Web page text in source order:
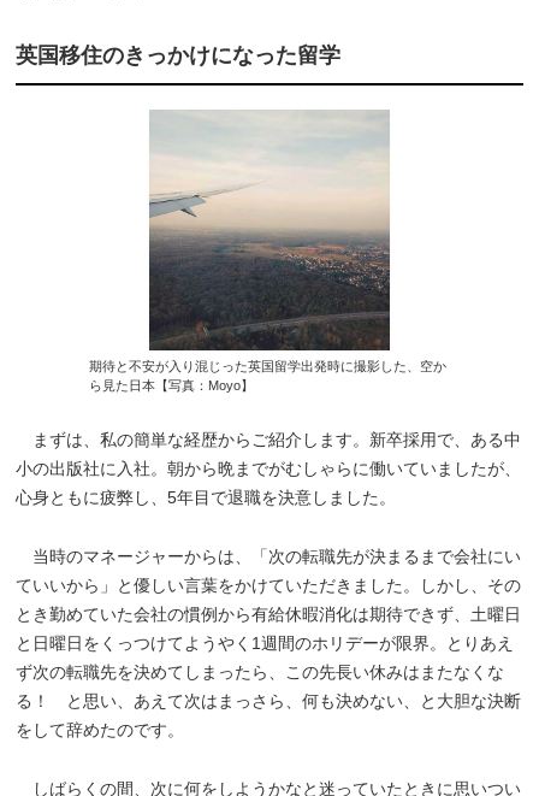
英国移住のきっかけになった留学
期待と不安が入り混じった英国留学出発時に撮影した、空か
ら見た日本【写真：Moyo】
まずは、私の簡単な経歴からご紹介します。新卒採用で、ある中
小の出版社に入社。朝から晩までがむしゃらに働いていましたが、
心身ともに疲弊し、5年目で退職を決意しました。
当時のマネージャーからは、「次の転職先が決まるまで会社にい
ていいから」と優しい言葉をかけていただきました。しかし、その
とき勤めていた会社の慣例から有給休暇消化は期待できず、土曜日
と日曜日をくっつけてようやく1週間のホリデーが限界。とりあえ
ず次の転職先を決めてしまったら、この先長い休みはまたなくな
る！ と思い、あえて次はまっさら、何も決めない、と大胆な決断
をして辞めたのです。
しばらくの間、次に何をしようかなと迷っていたときに思いつい